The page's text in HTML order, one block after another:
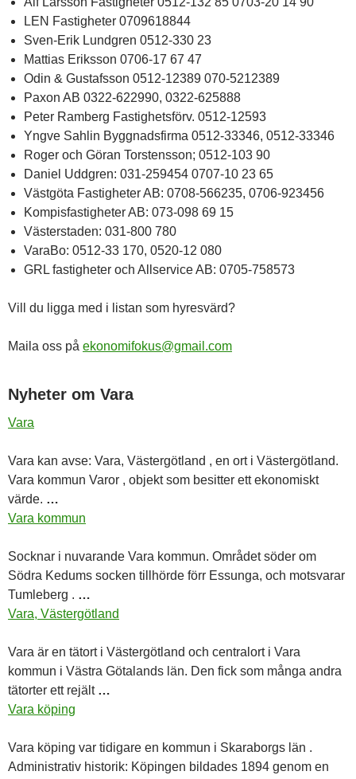
LEN Fastigheter 0709618844
Sven-Erik Lundgren 0512-330 23
Mattias Eriksson 0706-17 67 47
Odin & Gustafsson 0512-12389 070-5212389
Paxon AB 0322-622990, 0322-625888
Peter Ramberg Fastighetsförv. 0512-12593
Yngve Sahlin Byggnadsfirma 0512-33346, 0512-33346
Roger och Göran Torstensson; 0512-103 90
Daniel Uddgren: 031-259454 0707-10 23 65
Västgöta Fastigheter AB: 0708-566235, 0706-923456
Kompisfastigheter AB: 073-098 69 15
Västerstaden: 031-800 780
VaraBo: 0512-33 170, 0520-12 080
GRL fastigheter och Allservice AB: 0705-758573
Vill du ligga med i listan som hyresvärd?
Maila oss på ekonomifokus@gmail.com
Nyheter om Vara
Vara
Vara kan avse: Vara, Västergötland , en ort i Västergötland.
Vara kommun Varor , objekt som besitter ett ekonomiskt
värde. …
Vara kommun
Socknar i nuvarande Vara kommun. Området söder om
Södra Kedums socken tillhörde förr Essunga, och motsvarar
Tumleberg . …
Vara, Västergötland
Vara är en tätort i Västergötland och centralort i Vara
kommun i Västra Götalands län. Den fick som många andra
tätorter ett rejält …
Vara köping
Vara köping var tidigare en kommun i Skaraborgs län .
Administrativ historik: Köpingen bildades 1894 genom en